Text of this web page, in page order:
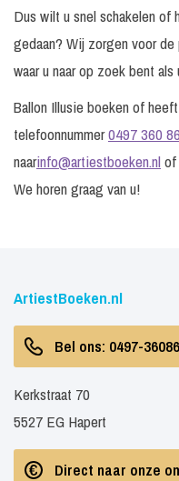
Dus wilt u snel schakelen
gedaan? Wij zorgen voor
waar u naar op zoek bent
Ballon Illusie boeken of
telefoonnummer0497 360
naarinfo@artiestboeken.nlof
We horen graag van u!
ArtiestBoeken.nl
Bel ons: 0497-
Kerkstraat 70
5527 EG Hapert
Direct naar onze